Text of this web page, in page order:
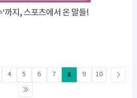
’까지, 스포츠에서 온 말들!
4 5 6 7 8 9 10